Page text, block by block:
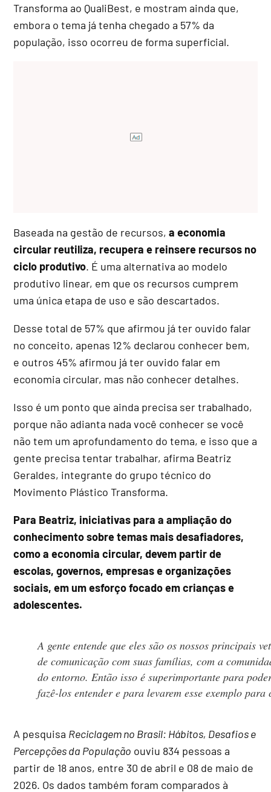
Transforma ao QualiBest, e mostram ainda que,
embora o tema já tenha chegado a 57% da
população, isso ocorreu de forma superficial.
Baseada na gestão de recursos,a economia
circular reutiliza, recupera e reinsere recursos no
ciclo produtivo. É uma alternativa ao modelo
produtivo linear, em que os recursos cumprem
uma única etapa de uso e são descartados.
Desse total de 57% que afirmou já ter ouvido falar
no conceito, apenas 12% declarou conhecer bem,
e outros 45% afirmou já ter ouvido falar em
economia circular, mas não conhecer detalhes.
Isso é um ponto que ainda precisa ser trabalhado,
porque não adianta nada você conhecer se você
não tem um aprofundamento do tema, e isso que a
gente precisa tentar trabalhar, afirma Beatriz
Geraldes, integrante do grupo técnico do
Movimento Plástico Transforma.
Para Beatriz, iniciativas para a ampliação do
conhecimento sobre temas mais desafiadores,
como a economia circular, devem partir de
escolas, governos, empresas e organizações
sociais, em um esforço focado em crianças e
adolescentes.
A gente entende que eles são os nossos principais
de comunicação com suas famílias, com a
do entorno. Então isso é superimportante para
fazê-los entender e para levarem esse exemplo para
A pesquisa Reciclagem no Brasil: Hábitos, Desafios e
Percepções da População ouviu 834 pessoas a
partir de 18 anos, entre 30 de abril e 08 de maio de
2026. Os dados também foram comparados à